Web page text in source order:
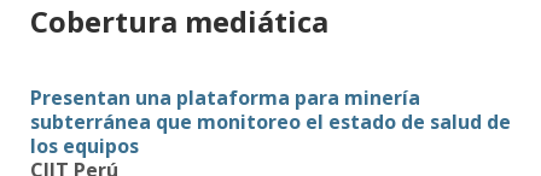
Cobertura mediática
Presentan una plataforma para minería
subterránea que monitoreo el estado de salud de
los equipos
CIIT Perú